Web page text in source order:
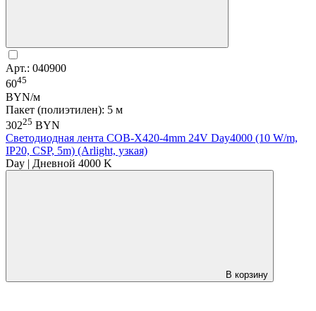
Арт.: 040900
6045
BYN/м
Пакет (полиэтилен): 5 м
30225 BYN
Светодиодная лента COB-X420-4mm 24V Day4000 (10 W/m,
IP20, CSP, 5m) (Arlight, узкая)
Day | Дневной 4000 K
В корзину